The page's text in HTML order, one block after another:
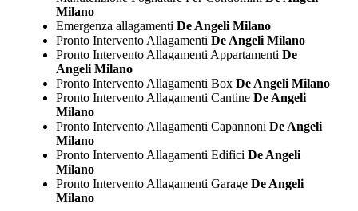
Milano
Emergenza allagamenti De Angeli Milano
Pronto Intervento Allagamenti De Angeli Milano
Pronto Intervento Allagamenti Appartamenti De
Angeli Milano
Pronto Intervento Allagamenti BoxDe Angeli Milano
Pronto Intervento Allagamenti CantineDe Angeli
Milano
Pronto Intervento Allagamenti Capannoni De Angeli
Milano
Pronto Intervento Allagamenti Edifici De Angeli
Milano
Pronto Intervento Allagamenti GarageDe Angeli
Milano